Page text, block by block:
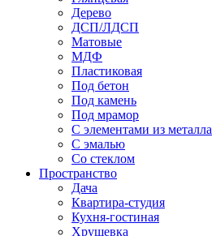
Дерево
ДСП/ЛДСП
Матовые
МДФ
Пластиковая
Под бетон
Под камень
Под мрамор
С элементами из металла
С эмалью
Со стеклом
Пространство
Дача
Квартира-студия
Кухня-гостиная
Хрущевка